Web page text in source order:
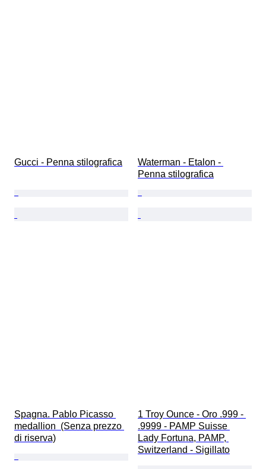
Gucci - Penna stilografica
Waterman - Etalon -
Penna stilografica
Spagna. Pablo Picasso
medallion  (Senza prezzo
di riserva)
1 Troy Ounce - Oro .999 -
.9999 - PAMP Suisse
Lady Fortuna, PAMP,
Switzerland - Sigillato